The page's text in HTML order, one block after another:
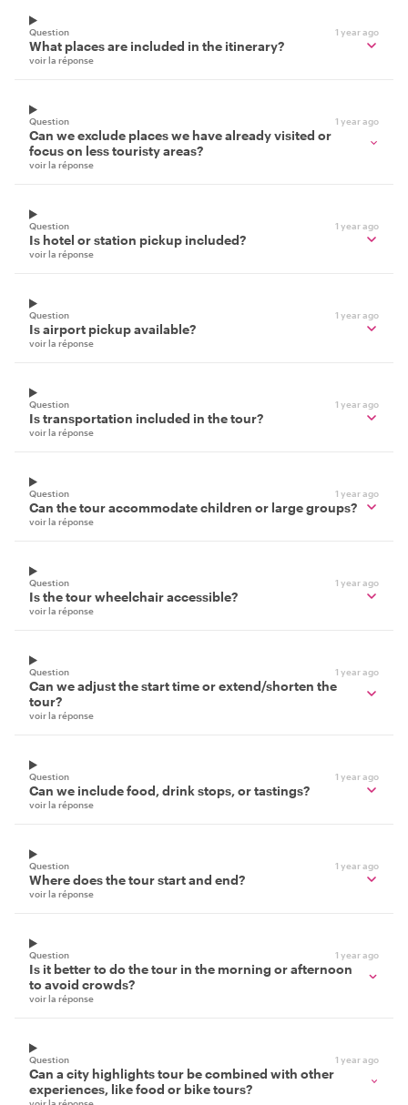
Question 1 year ago
What places are included in the itinerary?
voir la réponse
Question 1 year ago
Can we exclude places we have already visited or
focus on less touristy areas?
voir la réponse
Question 1 year ago
Is hotel or station pickup included?
voir la réponse
Question 1 year ago
Is airport pickup available?
voir la réponse
Question 1 year ago
Is transportation included in the tour?
voir la réponse
Question 1 year ago
Can the tour accommodate children or large groups?
voir la réponse
Question 1 year ago
Is the tour wheelchair accessible?
voir la réponse
Question 1 year ago
Can we adjust the start time or extend/shorten the
tour?
voir la réponse
Question 1 year ago
Can we include food, drink stops, or tastings?
voir la réponse
Question 1 year ago
Where does the tour start and end?
voir la réponse
Question 1 year ago
Is it better to do the tour in the morning or afternoon
to avoid crowds?
voir la réponse
Question 1 year ago
Can a city highlights tour be combined with other
experiences, like food or bike tours?